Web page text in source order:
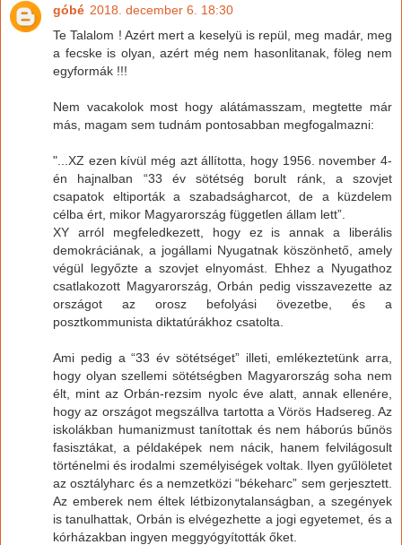
góbé 2018. december 6. 18:30
Te Talalom ! Azért mert a keselyü is repül, meg madár, meg
a fecske is olyan, azért még nem hasonlitanak, föleg nem
egyformák !!!
Nem vacakolok most hogy alátámasszam, megtette már
más, magam sem tudnám pontosabban megfogalmazni:
"...XZ ezen kívül még azt állította, hogy 1956. november 4-
én hajnalban “33 év sötétség borult ránk, a szovjet
csapatok eltiporták a szabadságharcot, de a küzdelem
célba ért, mikor Magyarország független állam lett”.
XY arról megfeledkezett, hogy ez is annak a liberális
demokráciának, a jogállami Nyugatnak köszönhető, amely
végül legyőzte a szovjet elnyomást. Ehhez a Nyugathoz
csatlakozott Magyarország, Orbán pedig visszavezette az
országot az orosz befolyási övezetbe, és a
posztkommunista diktatúrákhoz csatolta.
Ami pedig a “33 év sötétséget” illeti, emlékeztetünk arra,
hogy olyan szellemi sötétségben Magyarország soha nem
élt, mint az Orbán-rezsim nyolc éve alatt, annak ellenére,
hogy az országot megszállva tartotta a Vörös Hadsereg. Az
iskolákban humanizmust tanítottak és nem háborús bűnös
fasisztákat, a példaképek nem nácik, hanem felvilágosult
történelmi és irodalmi személyiségek voltak. Ilyen gyűlöletet
az osztályharc és a nemzetközi “békeharc” sem gerjesztett.
Az emberek nem éltek létbizonytalanságban, a szegények
is tanulhattak, Orbán is elvégezhette a jogi egyetemet, és a
kórházakban ingyen meggyógyították őket.